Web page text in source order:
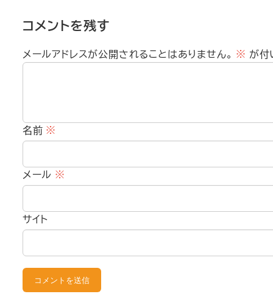
コメントを残す
メールアドレスが公開されることはありません。 ※ が付
名前 ※
メール ※
サイト